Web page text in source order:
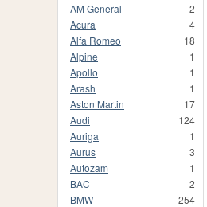
AM General
2
Acura
4
Alfa Romeo
18
Alpine
1
Apollo
1
Arash
1
Aston Martin
17
Audi
124
Auriga
1
Aurus
3
Autozam
1
BAC
2
BMW
254